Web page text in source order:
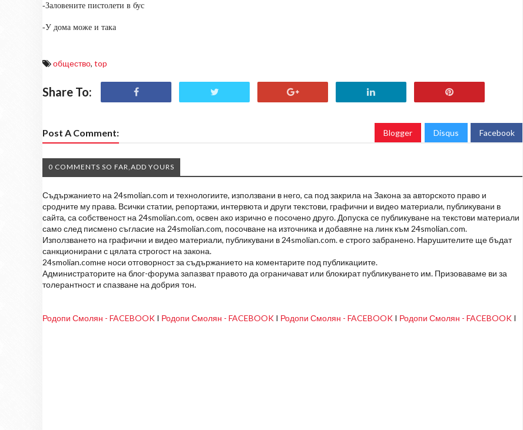
-Заловените пистолети в бус
-У дома може и така
общество, top
Share To:
Post A Comment: Blogger Disqus Facebook
0 COMMENTS SO FAR,ADD YOURS
Съдържанието на 24smolian.com и технологиите, използвани в него, са под закрила на Закона за авторското право и
сродните му права. Всички статии, репортажи, интервюта и други текстови, графични и видео материали, публикувани в
сайта, са собственост на 24smolian.com, освен ако изрично е посочено друго. Допуска се публикуване на текстови материали
само след писмено съгласие на 24smolian.com, посочване на източника и добавяне на линк към 24smolian.com.
Използването на графични и видео материали, публикувани в 24smolian.com. е строго забранено. Нарушителите ще бъдат
санкционирани с цялата строгост на закона.
24smolian.comне носи отговорност за съдържанието на коментарите под публикациите.
Администраторите на блог-форума запазват правото да ограничават или блокират публикуването им. Призоваваме ви за
толерантност и спазване на добрия тон.
Родопи Смолян - FACEBOOK I Родопи Смолян - FACEBOOK I Родопи Смолян - FACEBOOK I Родопи Смолян - FACEBOOK I